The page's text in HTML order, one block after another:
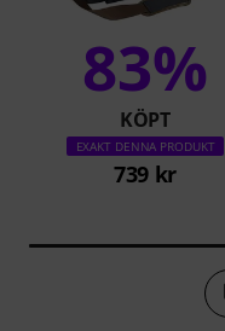
83%
KÖPT
EXAKT DENNA PRODUKT
739 kr